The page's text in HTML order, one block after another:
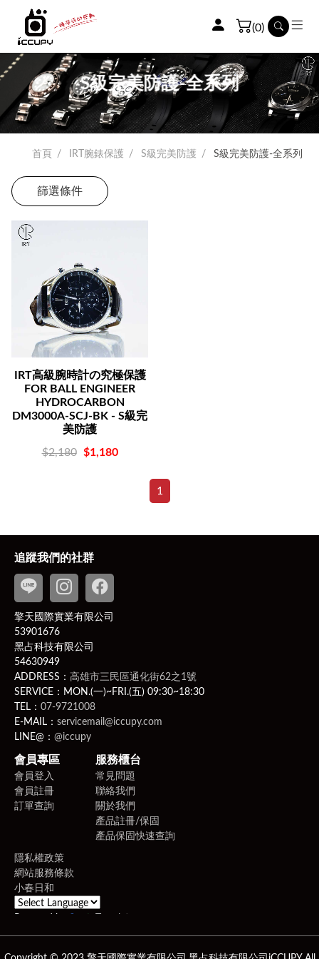
(0)
S級完美防護-全系列
首頁 IRT腕錶保護 S級完美防護 S級完美防護-全系列
篩選條件
IRT高級腕時計の究極保護
FOR BALL ENGINEER
HYDROCARBON
DM3000A-SCJ-BK - S級完
美防護
$2,180 $1,180
1
追蹤我們的社群
擎天國際實業有限公司
53901676
黑占科技有限公司
54630949
ADDRESS： 高雄市三民區通化街62之1號
SERVICE：MON.(一)~FRI.(五) 09:30~18:30
TEL： 07-9721008
E-MAIL： servicemail@iccupy.com
LINE@： @iccupy
會員專區
會員登入
會員註冊
訂單查詢
服務櫃台
常見問題
聯絡我們
關於我們
產品註冊/保固
產品保固快速查詢
隱私權政策
網站服務條款
小春日和
Powered by Translate